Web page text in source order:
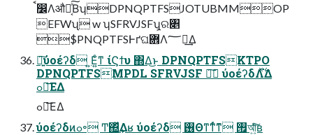
ࠩ෼Λऔಘ͔ͯ͠ΒʮDPNQPTFSJOTUBMMOP
EFWʯ w ʮSFRVJSFʯ͕ର৅
$PNQPTFSͰґଘؔ܎Λ؅ཧ͢Δ
৽͍͠ύοέʔδ ͍Ε͍ͨͳ ίϚϯυ ΍Δ͜ͱ DPNQPTFSKTPO
DPNQPTFSMPDL SFRVJSF ৽͘͠ ύοέʔδΛ࣋ͬͯ͘Δ
ߋ৽͞ΕΔ
ߋ৽͞ΕΔ
ύοέʔδͷߋ৽ Ͳ͏΍ͬͯ͢Δʁ ύοέʔδ ࢖Θͳ͘ͳͬͨͳ͊ ࡟আ͍ͨͧ͠ʙ